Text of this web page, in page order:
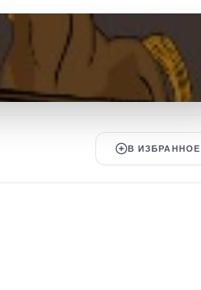
В ИЗБРАННОЕ